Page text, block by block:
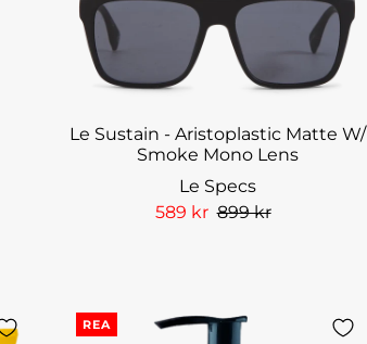
Le Sustain - Aristoplastic Matte W/
Smoke Mono Lens
Le Specs
589 kr 899 kr
REA